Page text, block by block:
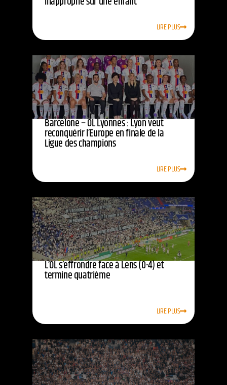
LIRE PLUS
Barcelone – OL Lyonnes : Lyon veut
reconquérir l’Europe en finale de la
Ligue des champions
LIRE PLUS
L’OL s’effrondre face à Lens (0-4) et
termine quatrième
LIRE PLUS